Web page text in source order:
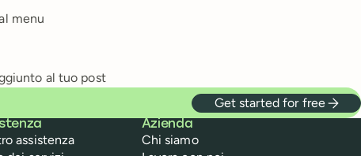
menu
al tuo post
Get started for free
assistenza
Azienda
Chi siamo